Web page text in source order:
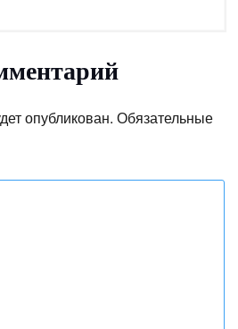
опубликован. Обязательные